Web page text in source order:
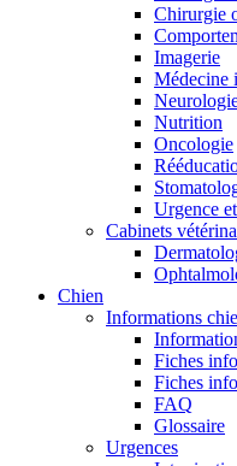
Chirurgie
Imagerie
Médecine
Nutrition
Oncologie
Urgence
Cabinets
Chien
Informations
Fiches
Fiches
FAQ
Glossaire
Urgences